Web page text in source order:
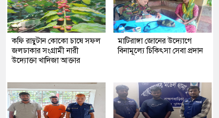
কফি রাম্বুটান কোকো চাষে সফল
জলঢাকার সংগ্রামী নারী
উদ্যোক্তা খাদিজা আক্তার
মাটিরাঙ্গা জোনের উদ্যোগে
বিনামূল্যে চিকিৎসা সেবা প্রদান